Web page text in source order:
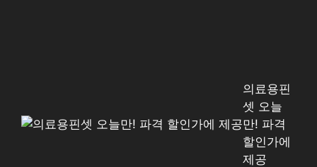
의료용핀
셋 오늘
만! 파격
할인가에
제공